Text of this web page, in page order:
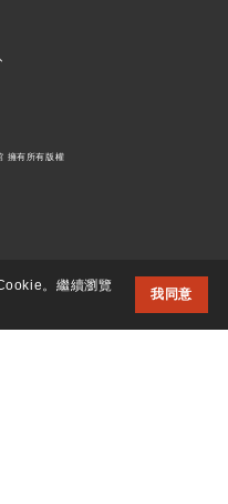
。繼續瀏覽
我同意
擁有所有版權